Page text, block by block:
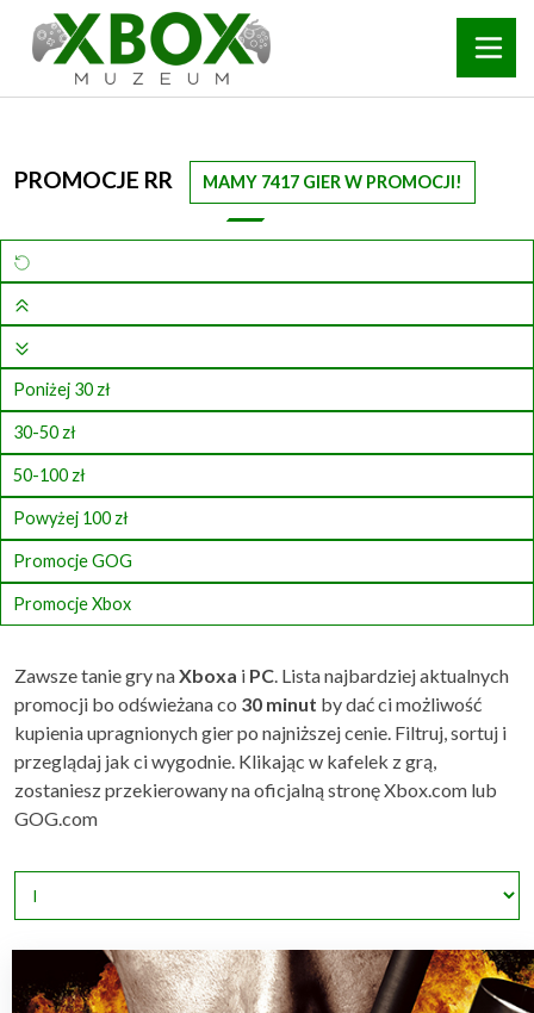
PROMOCJE RR MAMY 7417 GIER W PROMOCJI!
Poniżej 30 zł
30-50 zł
50-100 zł
Powyżej 100 zł
Promocje GOG
Promocje Xbox
Zawsze tanie gry naXboxa i PC . Lista najbardziej aktualnych
promocji bo odświeżana co 30 minut by dać ci możliwość
kupienia upragnionych gier po najniższej cenie. Filtruj, sortuj i
przeglądaj jak ci wygodnie. Klikając w kafelek z grą,
zostaniesz przekierowany na oficjalną stronę Xbox.com lub
GOG.com